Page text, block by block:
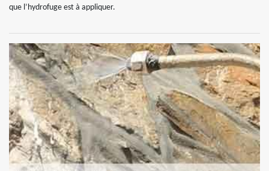
que l’hydrofuge est à appliquer.